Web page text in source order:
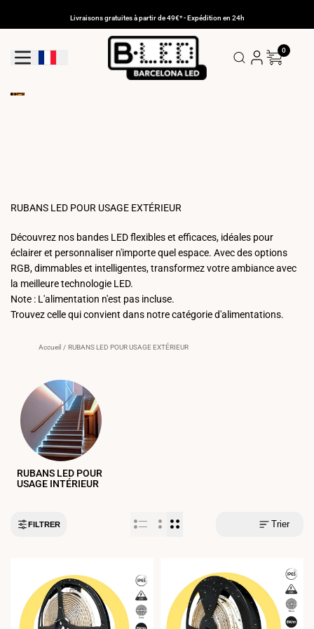
Livraisons gratuites à partir de 49€* - Expédition en 24h
Bouton De Géolocalisation: France
0
RUBANS LED POUR USAGE EXTÉRIEUR
Découvrez nos bandes LED flexibles et efficaces, idéales pour
éclairer et personnaliser n'importe quel espace. Avec des options
RGB, dimmables et intelligentes, transformez votre ambiance avec
la meilleure technologie LED.
Note : L'alimentation n'est pas incluse.
Trouvez celle qui convient dans notre catégorie d'alimentations.
Accueil / RUBANS LED POUR USAGE EXTÉRIEUR
RUBANS LED POUR
USAGE INTÉRIEUR
FILTRER Trier